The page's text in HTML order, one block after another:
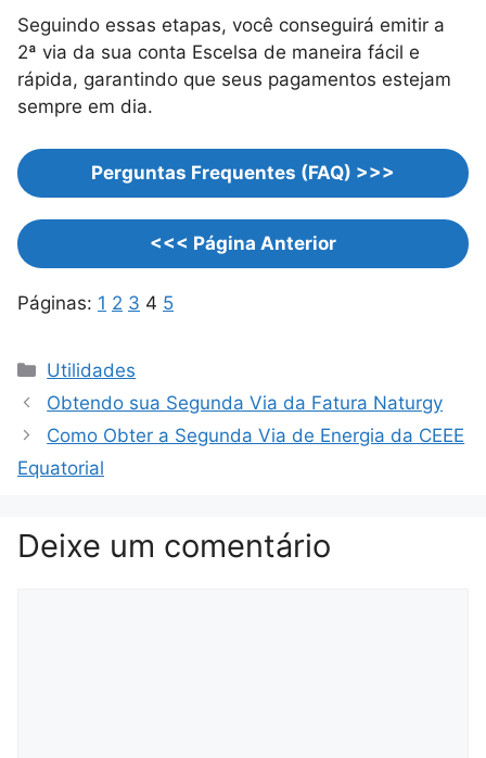
Seguindo essas etapas, você conseguirá emitir a
2ª via da sua conta Escelsa de maneira fácil e
rápida, garantindo que seus pagamentos estejam
sempre em dia.
Perguntas Frequentes (FAQ) >>>
<<< Página Anterior
Páginas: 1 2 3 4 5
Categorias
Utilidades
Obtendo sua Segunda Via da Fatura Naturgy
Como Obter a Segunda Via de Energia da CEEE
Equatorial
Deixe um comentário